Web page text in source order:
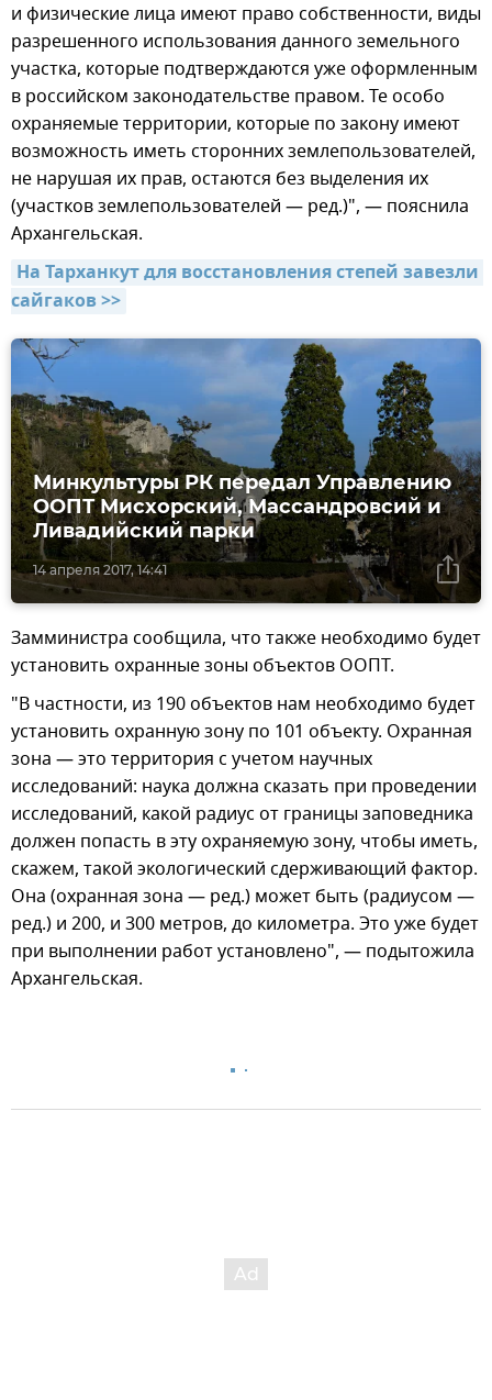
и физические лица имеют право собственности, виды
разрешенного использования данного земельного
участка, которые подтверждаются уже оформленным
в российском законодательстве правом. Те особо
охраняемые территории, которые по закону имеют
возможность иметь сторонних землепользователей,
не нарушая их прав, остаются без выделения их
(участков землепользователей — ред.)", — пояснила
Архангельская.
На Тарханкут для восстановления степей завезли
сайгаков >>
14 апреля 2017, 14:41
Минкультуры РК передал Управлению
ООПТ Мисхорский, Массандровсий и
Ливадийский парки
Замминистра сообщила, что также необходимо будет
установить охранные зоны объектов ООПТ.
"В частности, из 190 объектов нам необходимо будет
установить охранную зону по 101 объекту. Охранная
зона — это территория с учетом научных
исследований: наука должна сказать при проведении
исследований, какой радиус от границы заповедника
должен попасть в эту охраняемую зону, чтобы иметь,
скажем, такой экологический сдерживающий фактор.
Она (охранная зона — ред.) может быть (радиусом —
ред.) и 200, и 300 метров, до километра. Это уже будет
при выполнении работ установлено", — подытожила
Архангельская.